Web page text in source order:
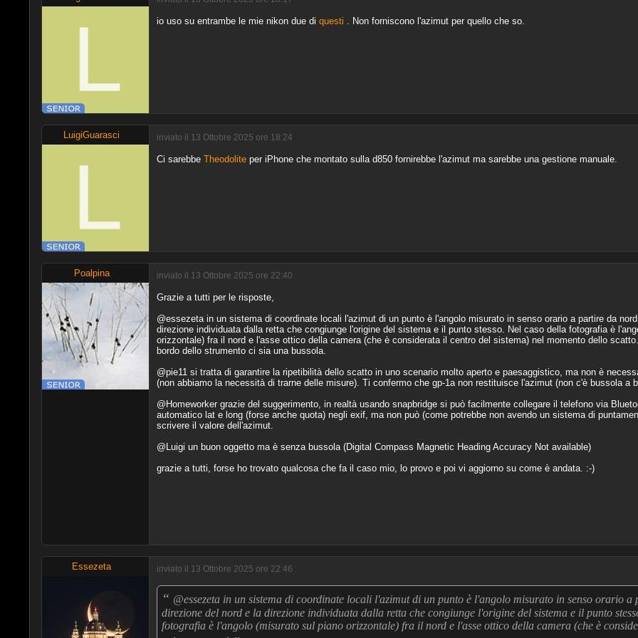
io uso su entrambe le mie nikon due di questi . Non forniscono l'azimut per quello che so.
LuigiGuarasci inviato il 13 Ottobre 2025 ore 18:24
Ci sarebbe Theodoliteper iPhone che montato sulla d850 fornirebbe l'azimut ma sarebbe una gestione manuale.
Poalpina inviato il 13 Ottobre 2025 ore 22:40
Grazie a tutti per le risposte,
@essezeta in un sistema di coordinate locali l'azimut di un punto è l'angolo misurato in senso orario a partire da
direzione individuata dalla retta che congiunge l'origine del sistema e il punto stesso. Nel caso della fotografia è
orizzontale) fra il nord e l'asse ottico della camera (che è considerata il centro del sistema) nel momento dello
bordo dello strumento ci sia una bussola.
@pie11 si tratta di garantire la ripetibilità dello scatto in uno scenario molto aperto e paesaggistico, ma non è
(non abbiamo la necessità di trarne delle misure). Ti confermo che gp-1a non restituisce l'azimut (non c'è bussola a
@Homeworker grazie del suggerimento, in realtà usando snapbridge si può facilmente collegare il telefono via
automatico lat e long (forse anche quota) negli exif, ma non può (come potrebbe non avendo un sistema di
scrivere il valore dell'azimut.
@Luigi un buon oggetto ma è senza bussola (Digital Compass Magnetic Heading Accuracy Not available)
grazie a tutti, forse ho trovato qualcosa che fa il caso mio, lo provo e poi vi aggiorno su come è andata. :-)
Essezeta inviato il 13 Ottobre 2025 ore 22:46
“ @essezeta in un sistema di coordinate locali l'azimut di un punto è l'angolo misurato in senso orario
direzione del nord e la direzione individuata dalla retta che congiunge l'origine del sistema e il punto
fotografia è l'angolo (misurato sul piano orizzontale) fra il nord e l'asse ottico della camera (che è